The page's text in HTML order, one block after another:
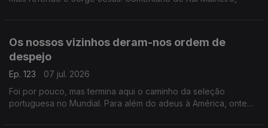
Os nossos vizinhos deram-nos ordem de
despejo
Ep. 123
07 jul. 2026
Foi por pouco, mas termina aqui o caminho da seleção
portuguesa no Mundial. Para além do adeus à América, ontem